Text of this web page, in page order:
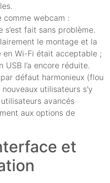
comme webcam :
s’est fait sans problème.
le montage et la
en Wi-Fi était acceptable ;
l’a encore réduite.
défaut harmonieux (flou
utilisateurs s'y
avancés
aux options de
et